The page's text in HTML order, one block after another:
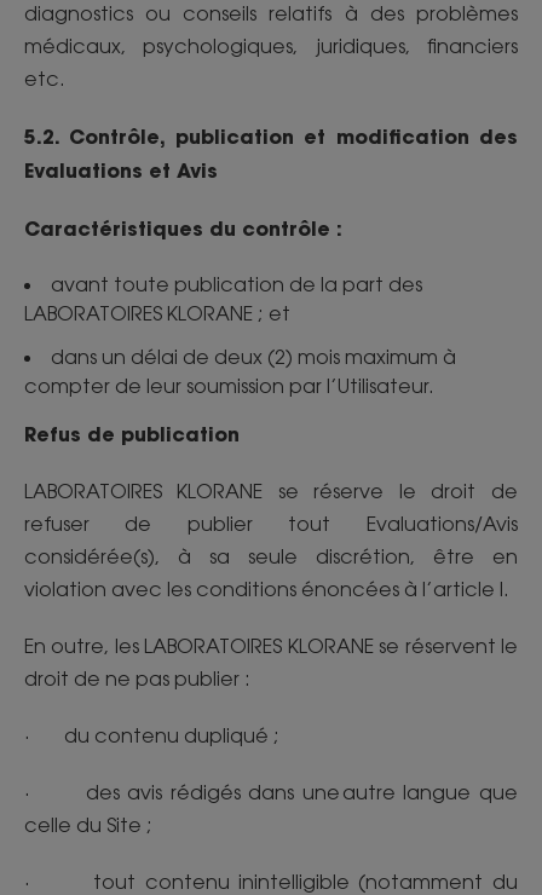
diagnostics ou conseils relatifs à des problèmes
médicaux, psychologiques, juridiques, financiers
etc.
5.2. Contrôle, publication et modification des
Evaluations et Avis
Caractéristiques du contrôle :
avant toute publication de la part des
LABORATOIRES KLORANE ; et
dans un délai de deux (2) mois maximum à
compter de leur soumission par l’Utilisateur.
Refus de publication
LABORATOIRES KLORANE se réserve le droit de
refuser de publier tout Evaluations/Avis
considérée(s), à sa seule discrétion, être en
violation avec les conditions énoncées à l’article I.
En outre, les LABORATOIRES KLORANE se réservent le
droit de ne pas publier :
· du contenu dupliqué ;
· des avis rédigés dans une autre langue que
celle du Site ;
· tout contenu inintelligible (notamment du